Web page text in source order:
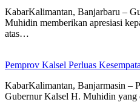
KabarKalimantan, Banjarbaru –
Muhidin memberikan apresiasi
atas…
Pemprov Kalsel Perluas
KabarKalimantan, Banjarmasin –
Gubernur Kalsel H. Muhidin